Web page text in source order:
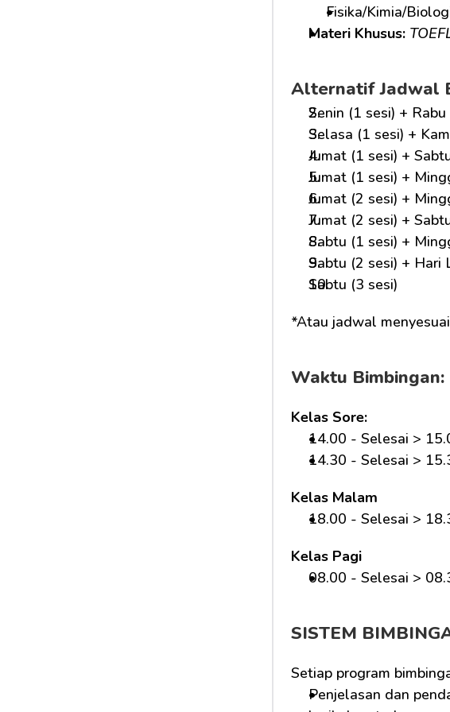
Fisika/Kimia/
Materi Khusus:
Alternatif Jadwal
Senin (1 sesi) +
Selasa (1 sesi) +
Jumat (1 sesi) +
Jumat (1 sesi) +
Jumat (2 sesi) +
Jumat (2 sesi) +
Sabtu (1 sesi) +
Sabtu (2 sesi) + Hari
Sabtu (3 sesi)
*Atau jadwal
Waktu Bimbingan:
Kelas Sore:
14.00 - Selesai >
14.30 - Selesai >
Kelas Malam
18.00 - Selesai >
Kelas Pagi
08.00 - Selesai >
SISTEM
Setiap program
Penjelasan dan